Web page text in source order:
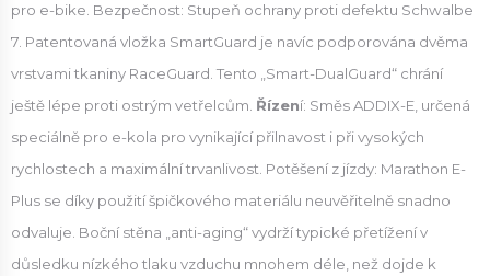
pro e-bike. Bezpečnost: Stupeň ochrany proti defektu Schwalbe
7. Patentovaná vložka SmartGuard je navíc podporována dvěma
vrstvami tkaniny RaceGuard. Tento „Smart-DualGuard“ chrání
ještě lépe proti ostrým vetřelcům. Řízení: Směs ADDIX-E, určená
speciálně pro e-kola pro vynikající přilnavost i při vysokých
rychlostech a maximální trvanlivost. Potěšení z jízdy: Marathon E-
Plus se díky použití špičkového materiálu neuvěřitelně snadno
odvaluje. Boční stěna „anti-aging“ vydrží typické přetížení v
důsledku nízkého tlaku vzduchu mnohem déle, než dojde k